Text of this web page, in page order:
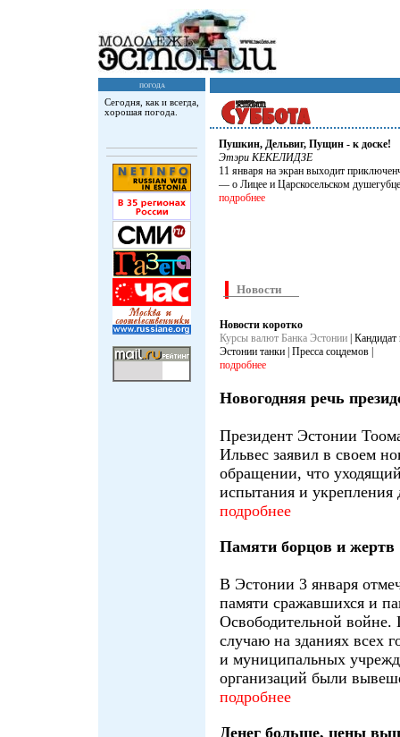
погода
Сегодня, как и всегда,
хорошая погода.
Пушкин, Дельвиг, Пущин - к доске!
Этэри КЕКЕЛИДЗЕ
11 января на экран выходит
— о Лицее и Царскосельском
подробнее
Новости
Новости коротко
Куpсы валют Банка Эстонии |
Эстонии танки | Пресса соцдемов |
подробнее
Новогодняя речь
Президент Эстонии
Ильвес заявил в своем
обращении, что
испытания и укрепления
подробнее
Памяти борцов и жертв
В Эстонии 3 января
памяти сражавшихся и
Освободительной войне.
случаю на зданиях всех
и муниципальных
организаций были
подробнее
Денег больше, цены